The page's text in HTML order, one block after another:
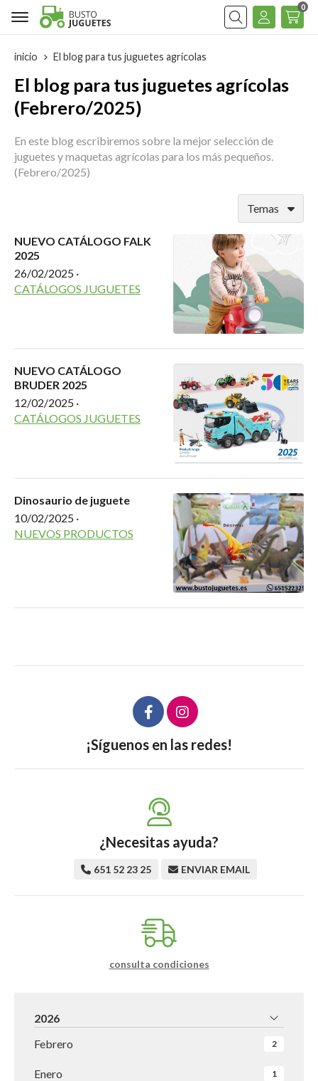
Buscar
0
inicio El blog para tus juguetes agrícolas
El blog para tus juguetes agrícolas
(Febrero/2025)
En este blog escribiremos sobre la mejor selección de
juguetes y maquetas agrícolas para los más pequeños.
(Febrero/2025)
Temas
NUEVO CATÁLOGO FALK
2025
26/02/2025 ·
CATÁLOGOS JUGUETES
NUEVO CATÁLOGO
BRUDER 2025
12/02/2025 ·
CATÁLOGOS JUGUETES
Dinosaurio de juguete
10/02/2025 ·
NUEVOS PRODUCTOS
¡Síguenos en las redes!
¿Necesitas ayuda?
651 52 23 25 ENVIAR EMAIL
consulta condiciones
2026
Febrero
2
Enero 1